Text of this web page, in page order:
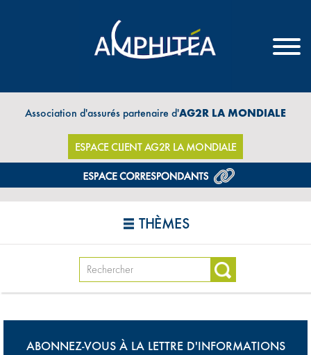
Association d'assurés partenaire d'AG2R LA MONDIALE
ESPACE CLIENT AG2R LA MONDIALE
THÈMES
ABONNEZ-VOUS À LA LETTRE D'INFORMATIONS